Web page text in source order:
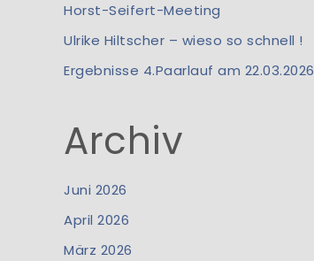
Horst-Seifert-Meeting
Ulrike Hiltscher – wieso so schnell !
Ergebnisse 4.Paarlauf am 22.03.2026
Archiv
Juni 2026
April 2026
März 2026